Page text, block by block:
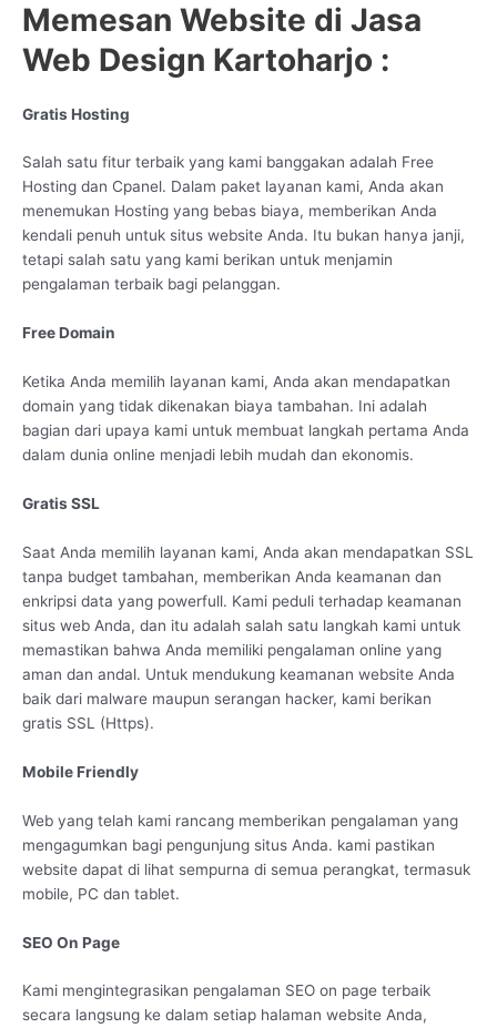
Memesan Website di Jasa
Web Design Kartoharjo :
Gratis Hosting
Salah satu fitur terbaik yang kami banggakan adalah Free
Hosting dan Cpanel. Dalam paket layanan kami, Anda akan
menemukan Hosting yang bebas biaya, memberikan Anda
kendali penuh untuk situs website Anda. Itu bukan hanya janji,
tetapi salah satu yang kami berikan untuk menjamin
pengalaman terbaik bagi pelanggan.
Free Domain
Ketika Anda memilih layanan kami, Anda akan mendapatkan
domain yang tidak dikenakan biaya tambahan. Ini adalah
bagian dari upaya kami untuk membuat langkah pertama Anda
dalam dunia online menjadi lebih mudah dan ekonomis.
Gratis SSL
Saat Anda memilih layanan kami, Anda akan mendapatkan SSL
tanpa budget tambahan, memberikan Anda keamanan dan
enkripsi data yang powerfull. Kami peduli terhadap keamanan
situs web Anda, dan itu adalah salah satu langkah kami untuk
memastikan bahwa Anda memiliki pengalaman online yang
aman dan andal. Untuk mendukung keamanan website Anda
baik dari malware maupun serangan hacker, kami berikan
gratis SSL (Https).
Mobile Friendly
Web yang telah kami rancang memberikan pengalaman yang
mengagumkan bagi pengunjung situs Anda. kami pastikan
website dapat di lihat sempurna di semua perangkat, termasuk
mobile, PC dan tablet.
SEO On Page
Kami mengintegrasikan pengalaman SEO on page terbaik
secara langsung ke dalam setiap halaman website Anda,